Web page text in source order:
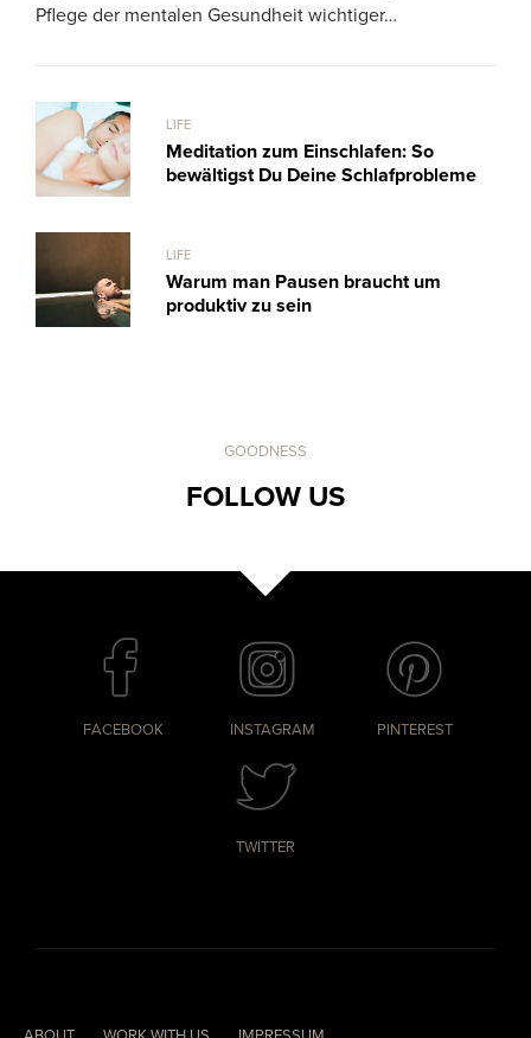
Pflege der mentalen Gesundheit wichtiger…
LIFE
Meditation zum Einschlafen: So
bewältigst Du Deine Schlafprobleme
LIFE
Warum man Pausen braucht um
produktiv zu sein
GOODNESS
FOLLOW US
FACEBOOK INSTAGRAM PINTEREST
TWITTER